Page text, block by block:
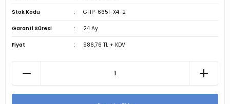
Stok Kodu GHP-6651-X4-2
Garanti Süresi 24 Ay
Fiyat 986,76 TL + KDV